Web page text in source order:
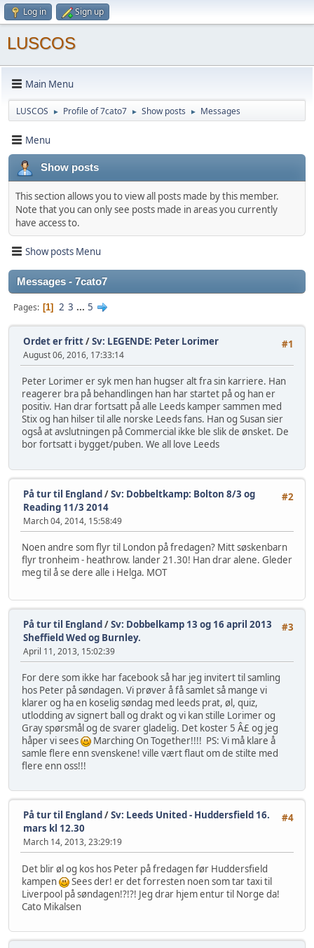
Log in Sign up
LUSCOS
Main Menu
LUSCOS ► Profile of 7cato7 ► Show posts ► Messages
Menu
Show posts
This section allows you to view all posts made by this member.
Note that you can only see posts made in areas you currently
have access to.
Show posts Menu
Messages - 7cato7
Pages 1 2 3 ... 5
#1
Ordet er fritt/Sv: LEGENDE: Peter Lorimer
August 06, 2016, 17:33:14
Peter Lorimer er syk men han hugser alt fra sin karriere. Han
reagerer bra på behandlingen han har startet på og han er
positiv. Han drar fortsatt på alle Leeds kamper sammen med
Stix og han hilser til alle norske Leeds fans. Han og Susan sier
også at avslutningen på Commercial ikke ble slik de ønsket. De
bor fortsatt i bygget/puben. We all love Leeds
#2
På tur til England/Sv: Dobbeltkamp: Bolton 8/3 og
Reading 11/3 2014
March 04, 2014, 15:58:49
Noen andre som flyr til London på fredagen? Mitt søskenbarn
flyr tronheim - heathrow. lander 21.30! Han drar alene. Gleder
meg til å se dere alle i Helga. MOT
#3
På tur til England/Sv: Dobbelkamp 13 og 16 april 2013
Sheffield Wed og Burnley.
April 11, 2013, 15:02:39
For dere som ikke har facebook så har jeg invitert til samling
hos Peter på søndagen. Vi prøver å få samlet så mange vi
klarer og ha en koselig søndag med leeds prat, øl, quiz,
utlodding av signert ball og drakt og vi kan stille Lorimer og
Gray spørsmål og de svarer gladelig. Det koster 5 Â£ og jeg
håper vi sees
Marching On Together!!!! PS: Vi må klare å
samle flere enn svenskene! ville vært flaut om de stilte med
flere enn oss!!!
#4
På tur til England /Sv: Leeds United - Huddersfield 16.
mars kl 12.30
March 14, 2013, 23:29:19
Det blir øl og kos hos Peter på fredagen før Huddersfield
kampen
Sees der! er det forresten noen som tar taxi til
Liverpool på søndagen!?!?! Jeg drar hjem entur til Norge da!
Cato Mikalsen